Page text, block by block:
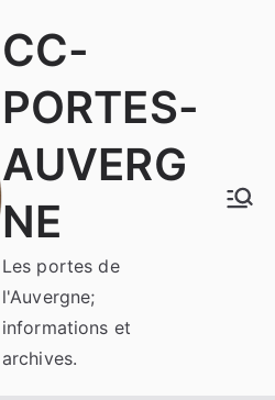
CC-
PORTES-
AUVERG
NE
Les portes de
l'Auvergne;
informations et
archives.